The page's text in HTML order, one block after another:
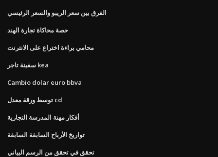
الفرق بين سعر الريبو والسعر الرئيسي
حصة محاكاة تجارة الهند
محامي براءة اختراع على الانترنت
سفينة تاجر kea
Cambio dolar euro bbva
توسط ورقة معدل cd
أفكار مهنة المدرسة التجارية
تواريخ الأرباح السابقة السابقة
تحقق في تحقق من الرسم البياني